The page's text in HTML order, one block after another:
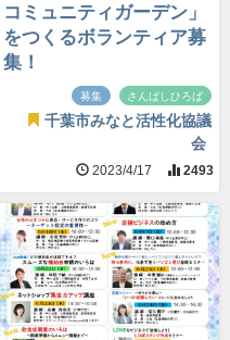
コミュニティガーデン」
をつくるボランティア募
集！
募集 さんばしひろば
千葉市みなと活性化協議
会
2023/4/17 2493